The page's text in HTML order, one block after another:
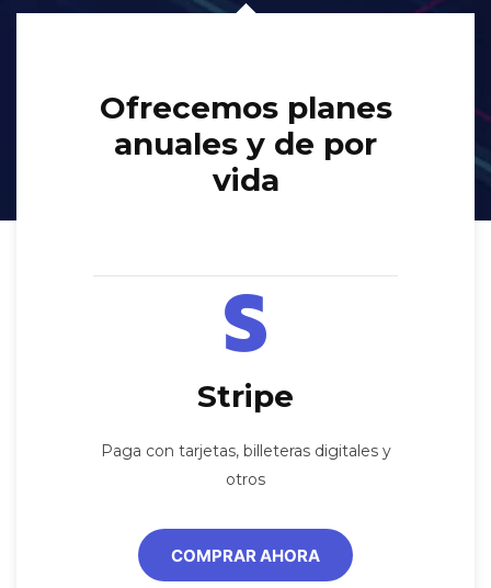
Ofrecemos planes
anuales y de por
vida
Stripe
Paga con tarjetas, billeteras digitales y
otros
COMPRAR AHORA